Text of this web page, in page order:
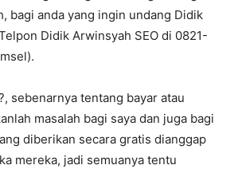
bagi anda yang ingin undang Didik
Didik Arwinsyah SEO di 0821-
sebenarnya tentang bayar atau
masalah bagi saya dan juga bagi
diberikan secara gratis dianggap
mereka, jadi semuanya tentu